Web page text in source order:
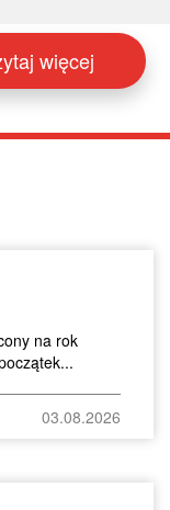
więcej
na rok
03.08.2026